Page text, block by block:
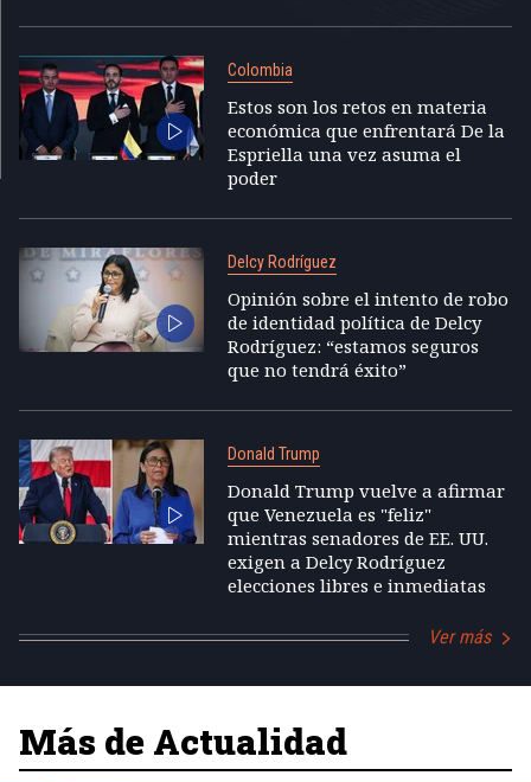
Colombia
Estos son los retos en materia
económica que enfrentará De la
Espriella una vez asuma el
poder
Delcy Rodríguez
Opinión sobre el intento de robo
de identidad política de Delcy
Rodríguez: “estamos seguros
que no tendrá éxito”
Donald Trump
Donald Trump vuelve a afirmar
que Venezuela es "feliz"
mientras senadores de EE. UU.
exigen a Delcy Rodríguez
elecciones libres e inmediatas
Ver más
Más de Actualidad